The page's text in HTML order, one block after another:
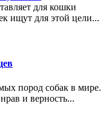
для кошки
ищут для этой цели...
пород собак в мире.
и верность...